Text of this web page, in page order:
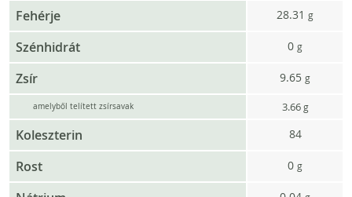
Fehérje 28.31 g
Szénhidrát 0 g
Zsír 9.65 g
amelyből telített zsírsavak 3.66g
Koleszterin 84
Rost 0 g